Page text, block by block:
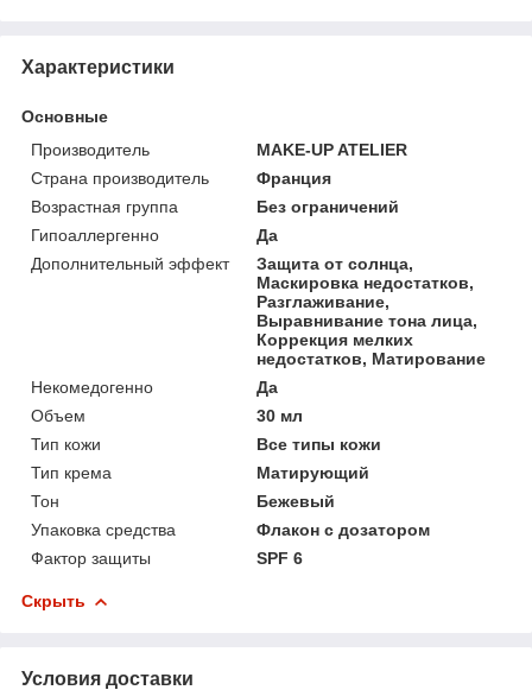
Характеристики
Основные
Производитель
MAKE-UP ATELIER
Страна производитель
Франция
Возрастная группа
Без ограничений
Гипоаллергенно
Да
Дополнительный эффект
Защита от солнца,
Маскировка недостатков,
Разглаживание,
Выравнивание тона лица,
Коррекция мелких
недостатков, Матирование
Некомедогенно
Да
Объем
30 мл
Тип кожи
Все типы кожи
Тип крема
Матирующий
Тон
Бежевый
Упаковка средства
Флакон с дозатором
Фактор защиты
SPF 6
Скрыть
Условия доставки